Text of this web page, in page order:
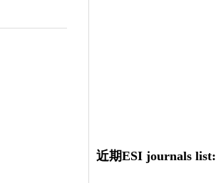
近期ESI journals list: